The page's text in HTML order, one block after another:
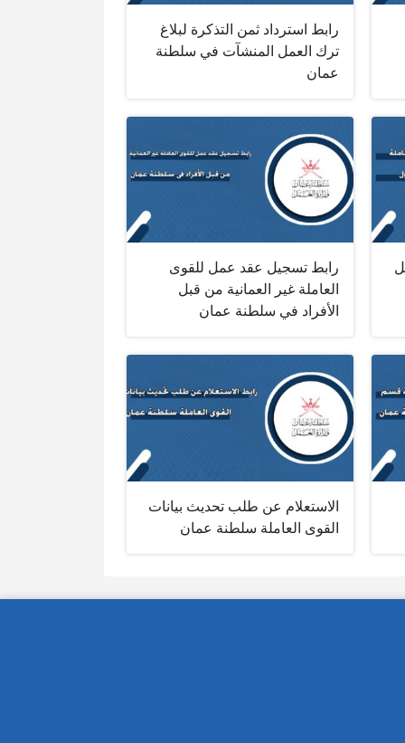
رابط استرداد ثمن التذكرة لبلاغ
ترك العمل المنشآت في سلطنة
عمان
رابط تسجيل عقد عمل للقوى
العاملة غير العمانية من قبل
الأفراد في سلطنة عمان
الاستعلام عن طلب تحديث بيانات
القوى العاملة سلطنة عمان